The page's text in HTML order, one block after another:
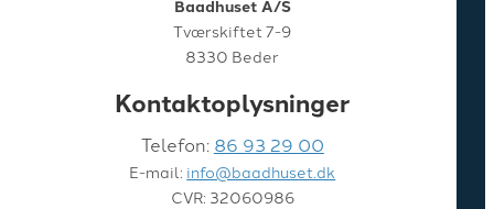
Baadhuset A/S
Tværskiftet 7-9
8330 Beder
Kontaktoplysninger
Telefon: 86 93 29 00
E-mail: info@baadhuset.dk
CVR: 32060986